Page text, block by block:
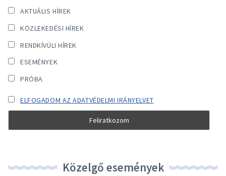
AKTUÁLIS HÍREK
KÖZLEKEDÉSI HÍREK
RENDKÍVÜLI HÍREK
ESEMÉNYEK
PRÓBA
ELFOGADOM AZ ADATVÉDELMI IRÁNYELVET
Közelgő események